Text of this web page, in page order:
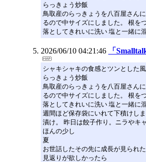
らっきょう炒飯
鳥取産のらっきょうを八百屋さん
るので中サイズにしました。 根を
落としてきれいに洗い 塩と一緒に
2026/06/10 04:21:46 「
シャキシャキの食感とツンとした
らっきょう炒飯
鳥取産のらっきょうを八百屋さん
るので中サイズにしました。 根を
落としてきれいに洗い 塩と一緒に
週間ほど保存袋にいれて下積けし
漬け。 昨日は餃子作り。ニラやキ
ほんの少し
夏
お世話したその先に成長が見られ
見返りが欲しかったら